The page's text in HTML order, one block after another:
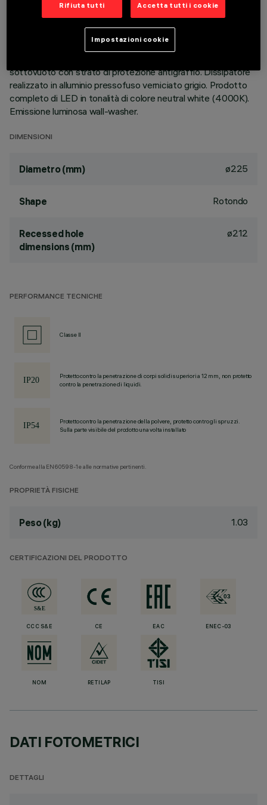
Apparecchio rotondo fisso finalizzato all'utilizzo di sorgente
LED con tecnologia C.o.B. Versione con falda per installazione
sottovuoto con strato di protezione antigraffio. Dissipatore
realizzato in alluminio pressofuso verniciato grigio. Prodotto
completo di LED in tonalità di colore neutral white (4000K).
Emissione luminosa wall-washer.
DIMENSIONI
Diametro (mm) ø225
Shape Rotondo
Recessed hole
dimensions (mm)
ø212
PERFORMANCE TECNICHE
Classe II
Protetto contro la penetrazione di corpi solidi superiori a 12 mm, non protetto
contro la penetrazione di liquidi.
Protetto contro la penetrazione della polvere, protetto contro gli spruzzi.
Sulla parte visibile del prodotto una volta installato
Conforme alla EN60598-1 e alle normative pertinenti.
PROPRIETÀ FISICHE
Peso (kg) 1.03
CERTIFICAZIONI DEL PRODOTTO
CCC S&E CE EAC ENEC-03
NOM RETILAP TISI
DATI FOTOMETRICI
DETTAGLI
Rifiuta tutti Accetta tutti i cookie
Impostazioni cookie